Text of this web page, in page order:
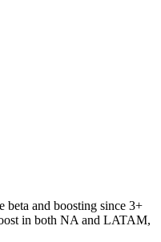
beta and boosting since 3+
in both NA and LATAM,